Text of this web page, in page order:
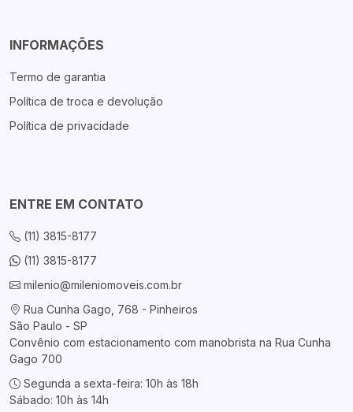
INFORMAÇÕES
Termo de garantia
Política de troca e devolução
Política de privacidade
ENTRE EM CONTATO
(11) 3815-8177
(11) 3815-8177
milenio@mileniomoveis.com.br
Rua Cunha Gago, 768 - Pinheiros
São Paulo - SP
Convênio com estacionamento com manobrista na Rua Cunha
Gago 700
Segunda a sexta-feira: 10h às 18h
Sábado: 10h às 14h